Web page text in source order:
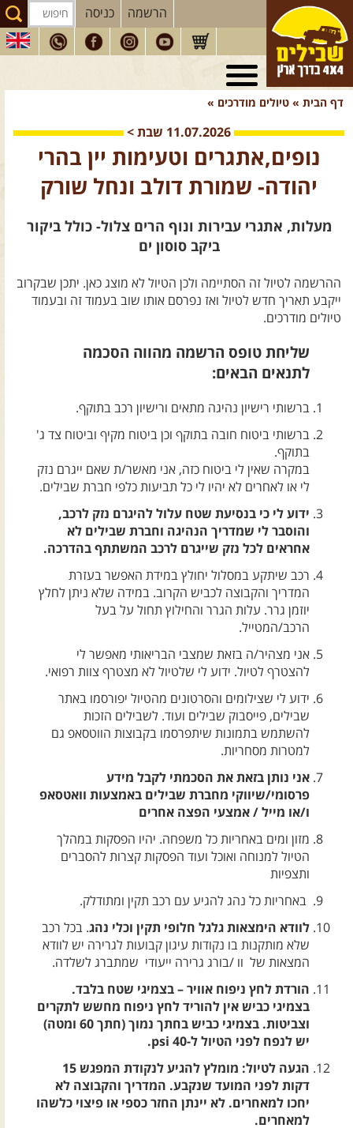
הרשמה כניסה
טיולי 4X4
בארץ
חנותשבילים
הבלוג של יואב קווה
צרו קשר עם שבילים
דף הבית » טיולים מודרכים »
11.07.2026 שבת >
נופים,אתגרים וטעימות יין בהרי
יהודה- שמורת דולב ונחל שורק
מעלות, אתגרי עבירות ונוף הרים צלול- כולל ביקור
ביקב סוסון ים
ההרשמה לטיול זה הסתיימה ולכן הטיול לא מוצג כאן. יתכן שבקרוב
ייקבע תאריך חדש לטיול ואז נפרסם אותו שוב בעמוד זה ובעמוד
טיולים מודרכים.
שליחת טופס הרשמה מהווה הסכמה
לתנאים הבאים:
ברשותי רישיון נהיגה מתאים ורישיון רכב בתוקף.
ברשותי ביטוח חובה בתוקף וכן ביטוח מקיף וביטוח צד ג'
בתוקף.
במקרה שאין לי ביטוח כזה, אני מאשר/ת שאם ייגרם נזק
לי או לאחרים לא יהיו לי כל תביעות כלפי חברת שבילים.
ידוע לי כי בנסיעת שטח עלול להיגרם נזק לרכב,
והוסבר לי שמדריך הנהיגה וחברת שבילים לא
אחראים לכל נזק שייגרם לרכב המשתתף בהדרכה.
רכב שיתקע במסלול יחולץ במידת האפשר בעזרת
המדריך והקבוצה לכביש הקרוב. במידה שלא ניתן לחלץ
יוזמן גרר. עלות הגרר והחילוץ תחול על בעל
הרכב/המטייל.
אני מצהיר/ה בזאת שמצבי הבריאותי מאפשר לי
להצטרף לטיול. ידוע לי שלטיול לא מצטרף צוות רפואי.
ידוע לי שצילומים והסרטונים מהטיול יפורסמו באתר
שבילים, פייסבוק שבילים ועוד. לשבילים הזכות
להשתמש בתמונות שיתפרסמו בקבוצות הווטסאפ גם
למטרות מסחריות.
אני נותן בזאת את הסכמתי לקבל מידע
פרסומי/שיווקי מחברת שבילים באמצעות וואטסאפ
ו/או מייל / אמצעי הפצה אחרים
מזון ומים באחריות כל משפחה. יהיו הפסקות במהלך
הטיול למנוחה ואוכל ועוד הפסקות קצרות להסברים
ותצפיות
באחריות כל נהג להגיע עם רכב תקין ומתודלק.
לוודא הימצאות גלגל חלופי תקין וכלי נהג. בכל רכב
שלא מותקנות בו נקודות עיגון קבועות לגרירה יש לוודא
המצאות של וו /בורג גרירה ייעודי שמתברג לשלדה.
הורדת לחץ ניפוח אוויר – בצמיגי שטח בלבד.
בצמיגי כביש אין להוריד לחץ ניפוח מחשש לתקרים
וצביטות. בצמיגי כביש בחתך נמוך (חתך 60 ומטה)
יש לנפח לפני הטיול ל-40 psi.
הגעה לטיול: מומלץ להגיע לנקודת המפגש 15
דקות לפני המועד שנקבע. המדריך והקבוצה לא
יחכו למאחרים. לא יינתן החזר כספי או פיצוי כלשהו
למאחרים.